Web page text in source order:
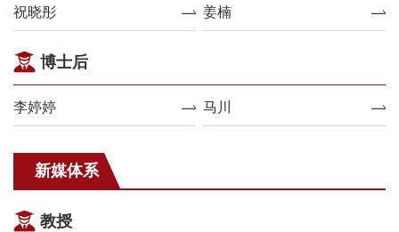
祝晓彤 姜楠
博士后
李婷婷 马川
新媒体系
教授